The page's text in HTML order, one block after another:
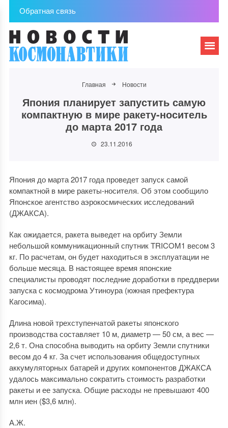
Обратная связь
Главная Новости
Япония планирует запустить самую
компактную в мире ракету-носитель
до марта 2017 года
23.11.2016
Япония до марта 2017 года проведет запуск самой
компактной в мире ракеты-носителя. Об этом сообщило
Японское агентство аэрокосмических исследований
(ДЖАКСА).
Как ожидается, ракета выведет на орбиту Земли
небольшой коммуникационный спутник TRICOM1 весом 3
кг. По расчетам, он будет находиться в эксплуатации не
больше месяца. В настоящее время японские
специалисты проводят последние доработки в преддверии
запуска с космодрома Утиноура (южная префектура
Кагосима).
Длина новой трехступенчатой ракеты японского
производства составляет 10 м, диаметр — 50 см, а вес —
2,6 т. Она способна выводить на орбиту Земли спутники
весом до 4 кг. За счет использования общедоступных
аккумуляторных батарей и других компонентов ДЖАКСА
удалось максимально сократить стоимость разработки
ракеты и ее запуска. Общие расходы не превышают 400
млн иен ($3,6 млн).
А.Ж.